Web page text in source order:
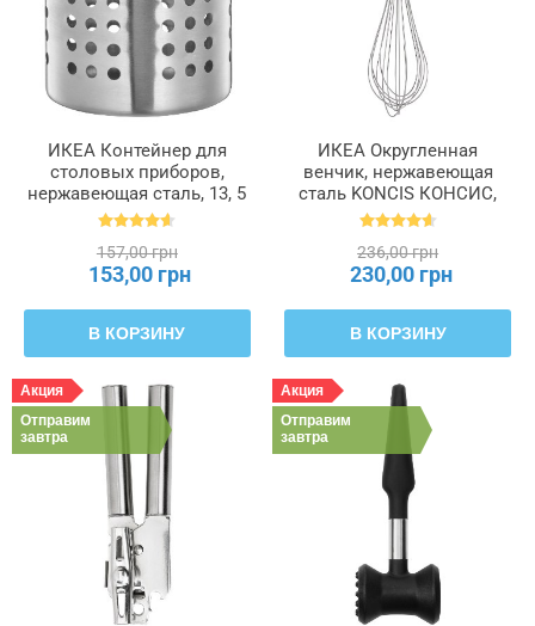
ИКЕА Контейнер для
столовых приборов,
нержавеющая сталь, 13, 5
см ORDNING ОРДНИНГ,
157,00 грн
153,00 грн
В КОРЗИНУ
ИКЕА Округленная
венчик, нержавеющая
сталь KONCIS КОНСИС,
102.259.52
236,00 грн
230,00 грн
В КОРЗИНУ
Акция
Отправим
завтра
Акция
Отправим
завтра